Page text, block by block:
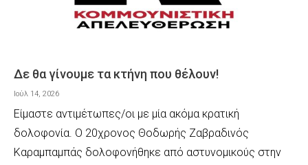
Δε θα γίνουμε τα κτήνη που θέλουν!
Ιούλ 14, 2026
Είμαστε αντιμέτωπες/οι με μία ακόμα κρατική
δολοφονία. Ο 20χρονος Θοδωρής Ζαβραδινός
Καραμπαμπάς δολοφονήθηκε από αστυνομικούς στην